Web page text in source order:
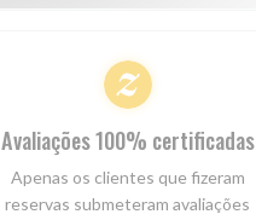
Avaliações 100% certificadas
Apenas os clientes que fizeram
reservas submeteram avaliações